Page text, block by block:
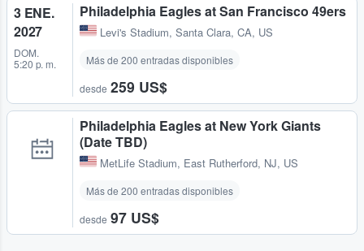
3 ENE.
2027
DOM.
5:20 p. m.
Philadelphia Eagles at San Francisco 49ers
Levi's Stadium, Santa Clara, CA, US
Más de 200 entradas disponibles
desde 259 US$
Philadelphia Eagles at New York Giants
(Date TBD)
MetLife Stadium, East Rutherford, NJ, US
Más de 200 entradas disponibles
desde 97 US$